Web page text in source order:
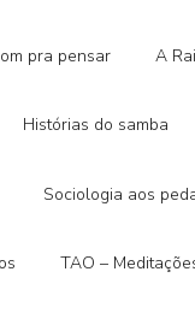
pra pensar A
Histórias do samba
Sociologia aos
TAO –